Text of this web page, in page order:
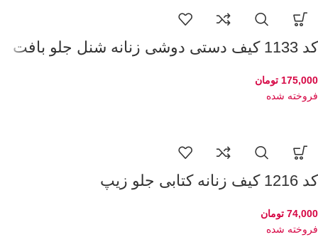
کد 1133 کیف دستی دوشی زنانه شنل جلو بافت
175,000 تومان
فروخته شده
کد 1216 کیف زنانه کتابی جلو زیپ
74,000 تومان
فروخته شده